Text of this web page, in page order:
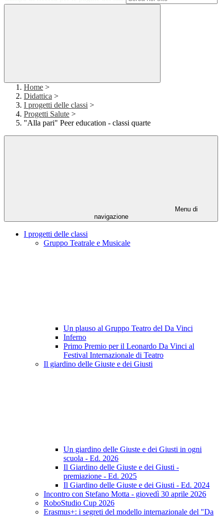
Home >
Didattica >
I progetti delle classi >
Progetti Salute >
"Alla pari" Peer education - classi quarte
Menu di
navigazione
I progetti delle classi
Gruppo Teatrale e Musicale
Un plauso al Gruppo Teatro del Da Vinci
Inferno
Primo Premio per il Leonardo Da Vinci al
Festival Internazionale di Teatro
Il giardino delle Giuste e dei Giusti
Un giardino delle Giuste e dei Giusti in ogni
scuola - Ed. 2026
Il Giardino delle Giuste e dei Giusti -
premiazione - Ed. 2025
Il Giardino delle Giuste e dei Giusti - Ed. 2024
Incontro con Stefano Motta - giovedì 30 aprile 2026
RoboStudio Cup 2026
Erasmus+: i segreti del modello internazionale del "Da